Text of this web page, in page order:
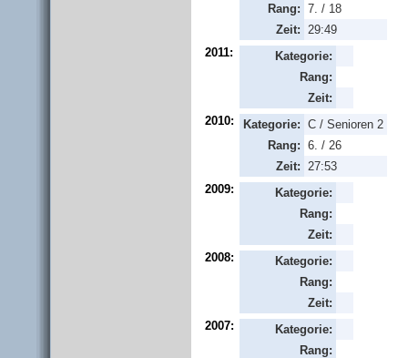
Rang: 7. / 18
Zeit:
29:49
2011:
Kategorie:
Rang:
Zeit:
2010:
Kategorie: C / Senioren 2
Rang: 6. / 26
Zeit:
27:53
2009:
Kategorie:
Rang:
Zeit:
2008:
Kategorie:
Rang:
Zeit:
2007:
Kategorie:
Rang: